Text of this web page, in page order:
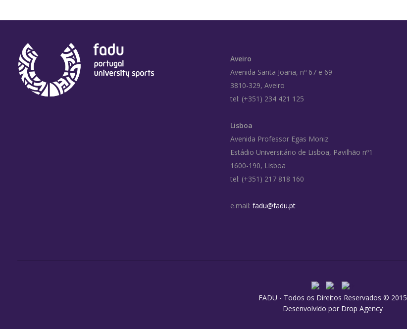
Aveiro
Avenida Santa Joana, nº 67 e 69
3810-329, Aveiro
tel: (+351) 234 421 125
Lisboa
Avenida Professor Egas Moniz
Estádio Universitário de Lisboa, Pavilhão nº1
1600-190, Lisboa
tel: (+351) 217 818 160
e.mail: fadu@fadu.pt
FADU - Todos os Direitos Reservados © 2015
Desenvolvido por Drop Agency